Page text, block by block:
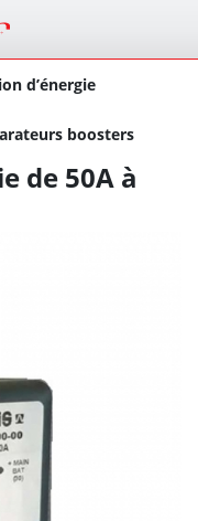
d’énergie
boosters
de 50A à